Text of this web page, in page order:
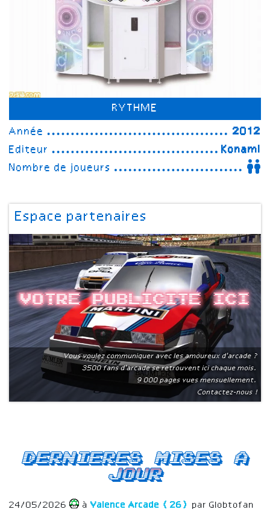
RYTHME
Année
2012
Editeur
Konami
Nombre de joueurs
Espace partenaires
Votre publicite ici
Vous voulez communiquer avec les amoureux d'arcade ?
3500 fans d'arcade se retrouvent ici chaque mois.
9 000 pages vues mensuellement.
Contactez-nous !
Dernieres mises a
jour
24/05/2026 à Valence Arcade (26) par Globtofan